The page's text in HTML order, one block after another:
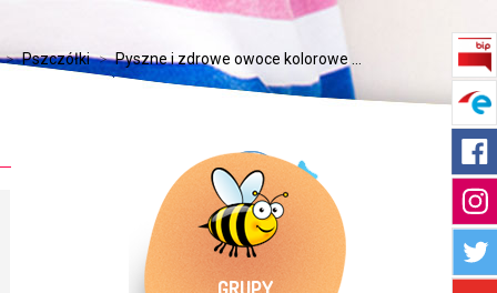
> Pszczółki > Pyszne i zdrowe owoce kolorowe ...